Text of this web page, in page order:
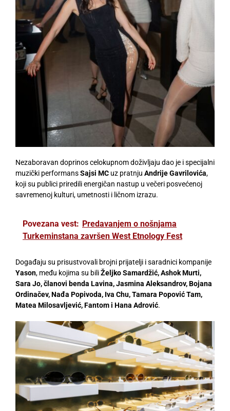
Nezaboravan doprinos celokupnom doživljaju dao je i specijalni
muzički performansSajsi MC uz pratnju Andrije Gavrilovića,
koji su publici priredili energičan nastup u večeri posvećenoj
savremenoj kulturi, umetnosti i ličnom izrazu.
Povezana vest: Predavanjem o nošnjama
Turkeminstana završen West Etnology Fest
Događaju su prisustvovali brojni prijatelji i saradnici kompanije
Yason, među kojima su biliŽeljko Samardžić, Ashok Murti,
Sara Jo, članovi benda Lavina, Jasmina Aleksandrov, Bojana
Ordinačev, Nađa Popivoda, Iva Chu, Tamara Popović Tam,
Matea Milosavljević, Fantom i Hana Adrović.